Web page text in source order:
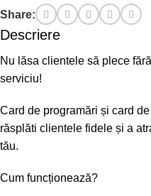
Share:
Descriere
Nu lăsa clientele să plece
serviciu!
Card de programări și card
răsplăti clientele fidele și a
tău.
Cum funcționează?